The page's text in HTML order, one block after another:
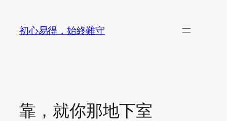
content
初心易得，始終難守
靠，就你那地下室